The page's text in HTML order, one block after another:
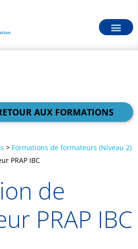
AUX FORMATIONS
> Formations de formateurs (Niveau 2)
PRAP IBC
de
PRAP IBC